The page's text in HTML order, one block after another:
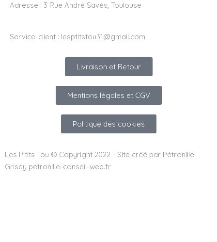
Adresse : 3 Rue André Savés, Toulouse
Service-client : lesptitstou31@gmail.com
Livraison et Retour
Mentions légales et CGV
Politique des cookies
Les P'tits Tou © Copyright 2022 - Site créé par Pétronille
Grisey petronille-conseil-web.fr